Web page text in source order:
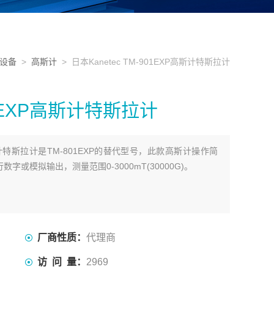
备 > 高斯计 > 日本Kanetec TM-901EXP高斯计特斯拉计
高斯计特斯拉计
斯拉计是TM-801EXP的替代型号，此款高斯计操作简
字或模拟输出，测量范围0-3000mT(30000G)。
厂商性质： 代理商
访 问 量： 2969